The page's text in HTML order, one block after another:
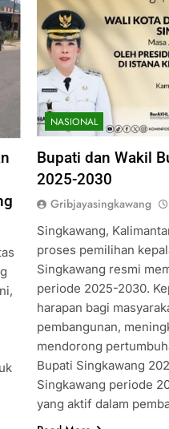
NASIONAL
Bupati dan Wakil
2025-2030
Gribjayasingkawang
Singkawang,
proses pemilihan
Singkawang resmi
periode 2025-2030.
harapan bagi
pembangunan,
mendorong
Bupati Singkawang
Singkawang periode
yang aktif dalam